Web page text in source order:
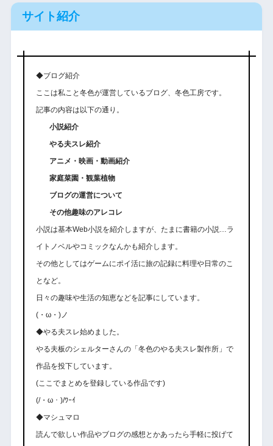
サイト紹介
◆ブログ紹介
ここは私こと冬色が運営しているブログ、冬色工房です。
記事の内容は以下の通り。
小説紹介
やる夫スレ紹介
アニメ・映画・動画紹介
家庭菜園・観葉植物
ブログの運営について
その他趣味のアレコレ
小説は基本Web小説を紹介しますが、たまに書籍の小説…ラ
イトノベルやコミックなんかも紹介します。
その他としてはゲームにポイ活に旅の記録に料理や日常のこ
となど。
日々の趣味や生活の知恵などを記事にしています。
(・ω・)ノ
◆やる夫スレ始めました。
やる夫板のシェルターさんの「冬色のやる夫スレ製作所」で
作品を投下しています。
(ここでまとめを登録している作品です)
(/・ω・)/ﾜｰｲ
◆マシュマロ
読んで欲しい作品やブログの感想とかあったら手軽に投げて